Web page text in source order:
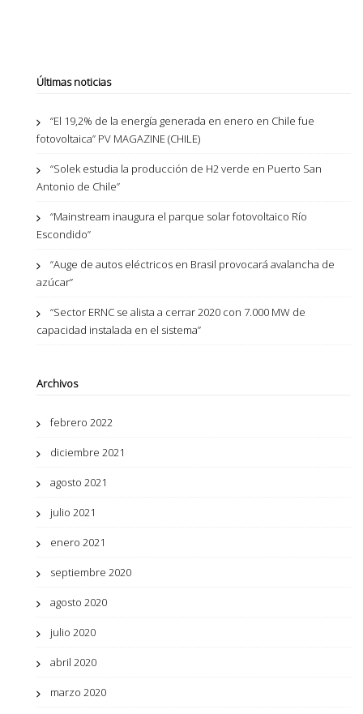
Últimas noticias
“El 19,2% de la energía generada en enero en Chile fue
fotovoltaica” PV MAGAZINE (CHILE)
“Solek estudia la producción de H2 verde en Puerto San
Antonio de Chile”
“Mainstream inaugura el parque solar fotovoltaico Río
Escondido”
“Auge de autos eléctricos en Brasil provocará avalancha de
azúcar”
“Sector ERNC se alista a cerrar 2020 con 7.000 MW de
capacidad instalada en el sistema”
Archivos
febrero 2022
diciembre 2021
agosto 2021
julio 2021
enero 2021
septiembre 2020
agosto 2020
julio 2020
abril 2020
marzo 2020